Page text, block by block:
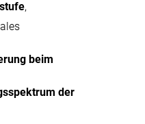
,
beim
der